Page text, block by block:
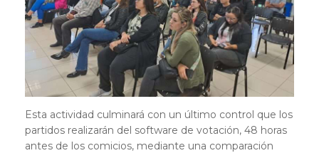
Esta actividad culminará con un último control que los
partidos realizarán del software de votación, 48 horas
antes de los comicios, mediante una comparación